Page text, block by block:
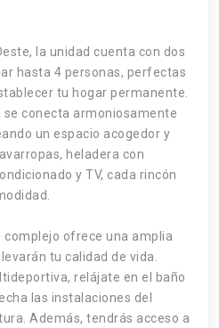
la unidad cuenta con dos
hasta 4 personas, perfectas
tu hogar permanente.
se conecta armoniosamente
un espacio acogedor y
heladera con
y TV, cada rincón
complejo ofrece una amplia
tu calidad de vida.
relájate en el baño
las instalaciones del
Además, tendrás acceso a